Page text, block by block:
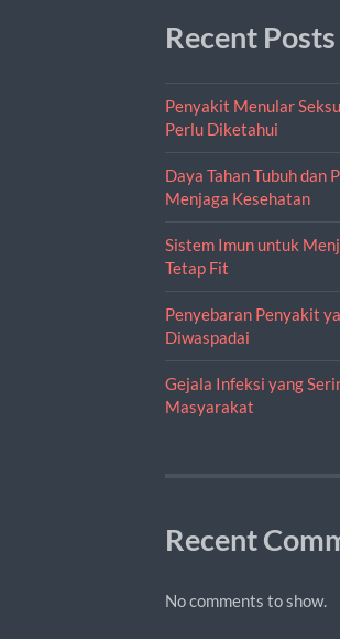
Recent Posts
Penyakit Menular
Perlu Diketahui
Daya Tahan Tubuh dan
Menjaga Kesehatan
Sistem Imun untuk
Tetap Fit
Penyebaran Penyakit
Diwaspadai
Gejala Infeksi yang
Masyarakat
Recent
No comments to show.